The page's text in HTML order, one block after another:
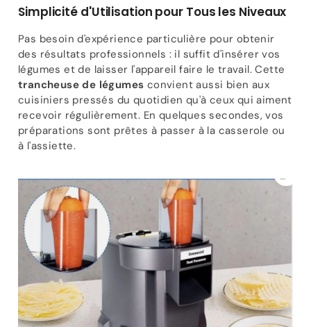
Simplicité d'Utilisation pour Tous les Niveaux
Pas besoin d'expérience particulière pour obtenir
des résultats professionnels : il suffit d'insérer vos
légumes et de laisser l'appareil faire le travail. Cette
trancheuse de légumes convient aussi bien aux
cuisiniers pressés du quotidien qu'à ceux qui aiment
recevoir régulièrement. En quelques secondes, vos
préparations sont prêtes à passer à la casserole ou
à l'assiette.